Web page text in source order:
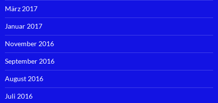
März 2017
Januar 2017
November 2016
September 2016
August 2016
Juli 2016